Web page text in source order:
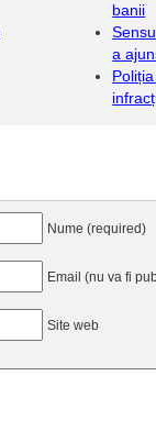
banii
a
Nume (required)
Email (nu va fi
Site web